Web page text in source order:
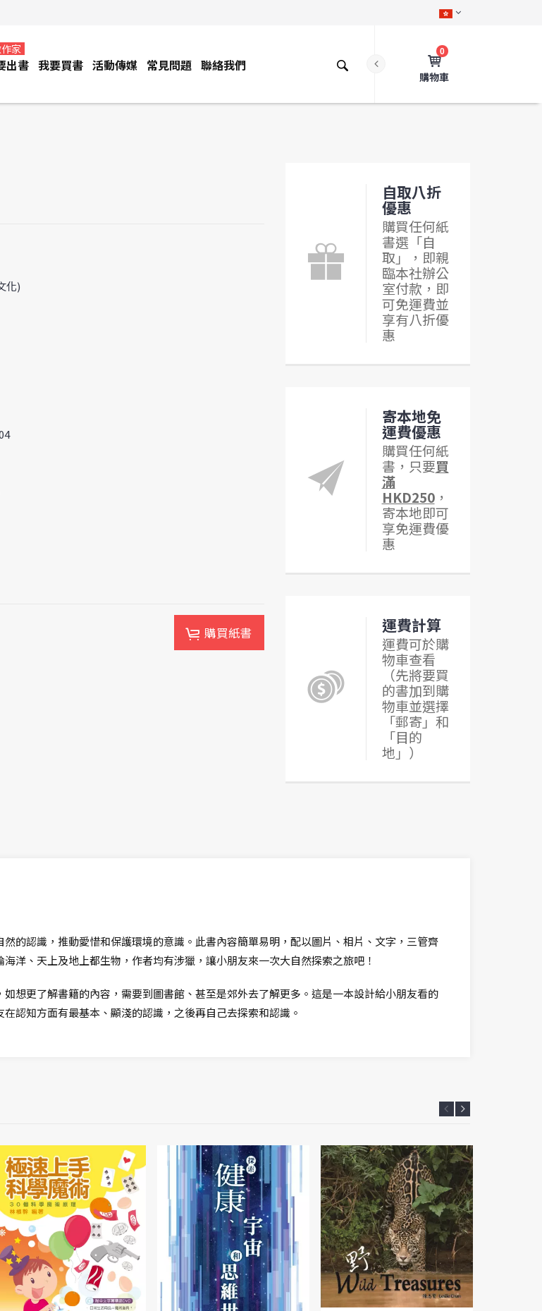
0
購物車
出書
家
我要買書 活動傳媒 常見問題 聯絡我們
化)
購買紙書
自取八折
優惠
購買任何紙
書選「自
取」，即親
臨本社辦公
室付款，即
可免運費並
享有八折優
惠
寄本地免
運費優惠
購買任何紙
書，只要買
滿
HKD250，
寄本地即可
享免運費優
惠
運費計算
運費可於購
物車查看
（先將要買
的書加到購
物車並選擇
「郵寄」和
「目的
地」）
的認識，推動愛惜和保護環境的意識。此書內容簡單易明，配以圖片、相片、文字，三管齊
洋、天上及地上都生物，作者均有涉獵，讓小朋友來一次大自然探索之旅吧！
想更了解書籍的內容，需要到圖書館、甚至是郊外去了解更多。這是一本設計給小朋友看的
認知方面有最基本、顯淺的認識，之後再自己去探索和認識。